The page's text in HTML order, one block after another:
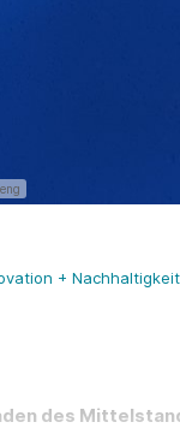
+ Nachhaltigkeit
des